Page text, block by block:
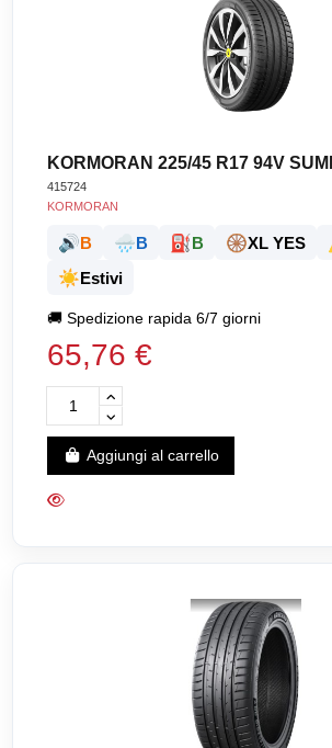
KORMORAN 225/45 R17 94V
415724
KORMORAN
🔊B 🌧️B ⛽B 🛞XL YES
☀️Estivi
🚚Spedizione rapida 6/7 giorni
65,76 €
Aggiungi al carrello